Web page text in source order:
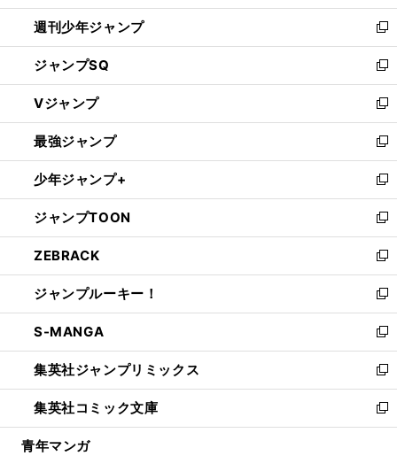
開
く
週刊少年ジャンプ
新
し
い
ウ
ィ
ン
ド
ウ
で
開
く
ジャンプSQ
新
し
い
ウ
ィ
ン
ド
ウ
で
開
く
Vジャンプ
新
し
い
ウ
ィ
ン
ド
ウ
で
開
く
最強ジャンプ
新
し
い
ウ
ィ
ン
ド
ウ
で
開
く
少年ジャンプ+
新
し
い
ウ
ィ
ン
ド
ウ
で
開
く
ジャンプTOON
新
し
い
ウ
ィ
ン
ド
ウ
で
開
く
ZEBRACK
新
し
い
ウ
ィ
ン
ド
ウ
で
開
ジャンプルーキー！
新
し
い
ウ
ィ
ン
ド
ウ
S-MANGA
新
し
い
ウ
ィ
ン
集英社ジャンプリミックス
新
し
い
ウ
集英社コミック文庫
新
し
青年マンガ